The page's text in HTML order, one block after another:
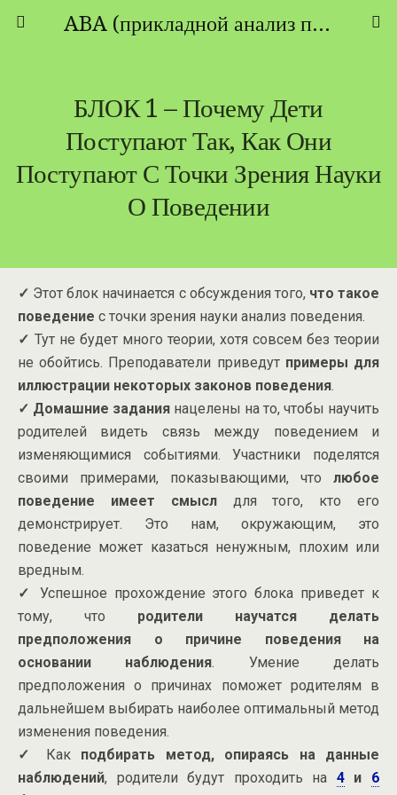
ABA (прикладной анализ поведения) - ТЕОРИЯ И ПРАКТИКА
БЛОК 1 – Почему Дети
Поступают Так, Как Они
Поступают С Точки Зрения Науки
О Поведении
✓ Этот блок начинается с обсуждения того, что такое
поведение с точки зрения науки анализ поведения.
✓ Тут не будет много теории, хотя совсем без теории
не обойтись. Преподаватели приведут примеры для
иллюстрации некоторых законов поведения.
✓ Домашние задания нацелены на то, чтобы научить
родителей видеть связь между поведением и
изменяющимися событиями. Участники поделятся
своими примерами, показывающими, что любое
поведение имеет смыслдля того, кто его
демонстрирует. Это нам, окружающим, это
поведение может казаться ненужным, плохим или
вредным.
✓
Успешное прохождение этого блока приведет к
тому, что родители научатся делать
предположения о причине поведения на
основании наблюдения. Умение делать
предположения о причинах поможет родителям в
дальнейшем выбирать наиболее оптимальный метод
изменения поведения.
✓
Как подбирать метод, опираясь на данные
наблюдений, родители будут проходить на 4и 6